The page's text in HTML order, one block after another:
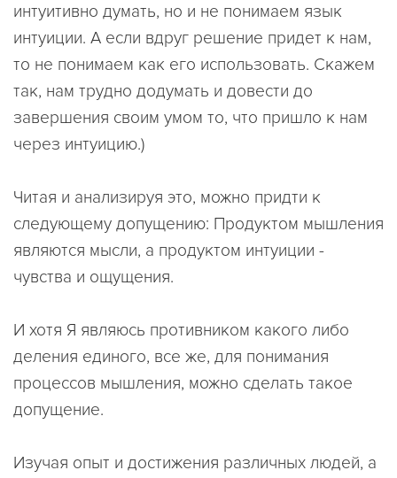
интуитивно думать, но и не понимаем язык
интуиции. А если вдруг решение придет к нам,
то не понимаем как его использовать. Скажем
так, нам трудно додумать и довести до
завершения своим умом то, что пришло к нам
через интуицию.)
Читая и анализируя это, можно придти к
следующему допущению: Продуктом мышления
являются мысли, а продуктом интуиции -
чувства и ощущения.
И хотя Я являюсь противником какого либо
деления единого, все же, для понимания
процессов мышления, можно сделать такое
допущение.
Изучая опыт и достижения различных людей, а